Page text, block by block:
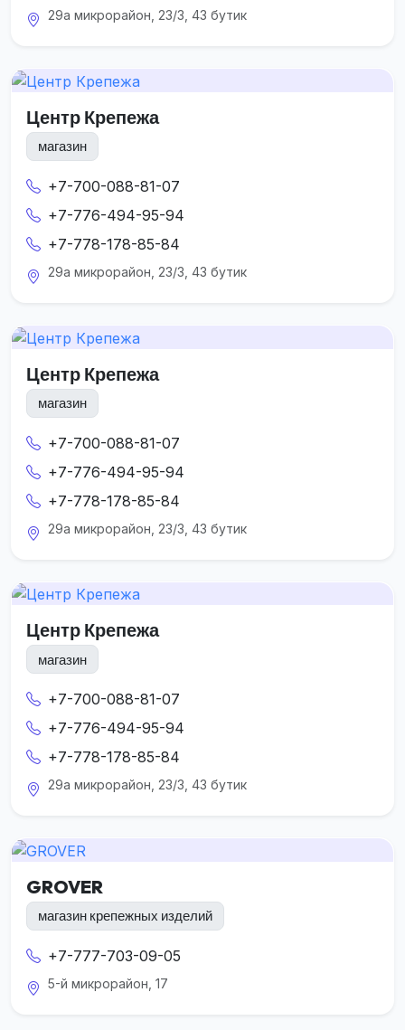
29а микрорайон, 23/3, 43 бутик
Центр Крепежа
магазин
+7-700-088-81-07
+7-776-494-95-94
+7-778-178-85-84
29а микрорайон, 23/3, 43 бутик
Центр Крепежа
магазин
+7-700-088-81-07
+7-776-494-95-94
+7-778-178-85-84
29а микрорайон, 23/3, 43 бутик
Центр Крепежа
магазин
+7-700-088-81-07
+7-776-494-95-94
+7-778-178-85-84
29а микрорайон, 23/3, 43 бутик
GROVER
магазин крепежных изделий
+7-777-703-09-05
5-й микрорайон, 17